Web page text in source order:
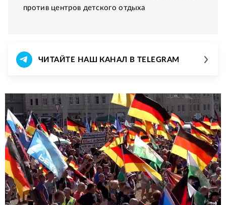
против центров детского отдыха
ЧИТАЙТЕ НАШ КАНАЛ В TELEGRAM